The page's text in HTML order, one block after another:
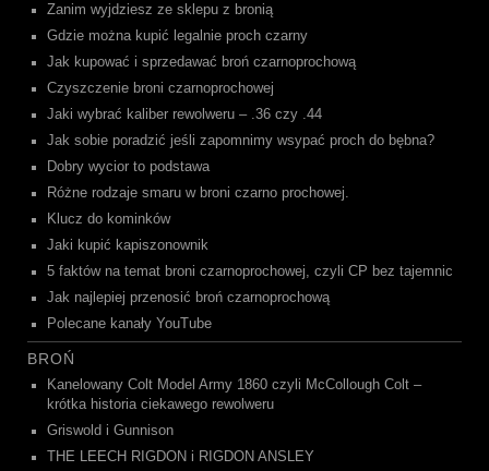
Zanim wyjdziesz ze sklepu z bronią
Gdzie można kupić legalnie proch czarny
Jak kupować i sprzedawać broń czarnoprochową
Czyszczenie broni czarnoprochowej
Jaki wybrać kaliber rewolweru – .36 czy .44
Jak sobie poradzić jeśli zapomnimy wsypać proch do bębna?
Dobry wycior to podstawa
Różne rodzaje smaru w broni czarno prochowej.
Klucz do kominków
Jaki kupić kapiszonownik
5 faktów na temat broni czarnoprochowej, czyli CP bez tajemnic
Jak najlepiej przenosić broń czarnoprochową
Polecane kanały YouTube
BROŃ
Kanelowany Colt Model Army 1860 czyli McCollough Colt –
krótka historia ciekawego rewolweru
Griswold i Gunnison
THE LEECH RIGDON i RIGDON ANSLEY